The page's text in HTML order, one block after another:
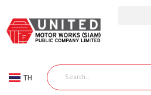
TH
EN